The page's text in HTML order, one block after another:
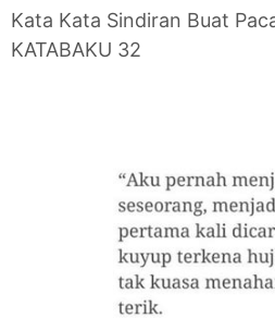
Kata Kata Sindiran Buat
KATABAKU 32